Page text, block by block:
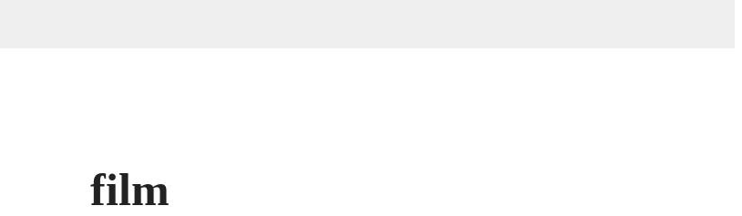
film